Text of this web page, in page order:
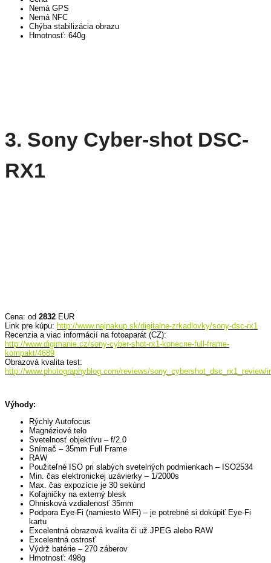
Nemá GPS
Nemá NFC
Chýba stabilizácia obrazu
Hmotnosť: 640g
3. Sony Cyber-shot DSC-
RX1
Cena: od 2832 EUR
Link pre kúpu: http://www.najnakup.sk/digitalne-zrkadlovky/sony-dsc-rx1
Recenzia a viac informácií na fotoaparát (CZ):
http://www.digimanie.cz/sony-cyber-shot-rx1-konecne-full-frame-
kompakt/4689
Obrazová kvalita test:
http://www.photographyblog.com/reviews/sony_cybershot_dsc_rx1_review/
Výhody:
Rýchly Autofocus
Magnéziové telo
Svetelnosť objektívu – f/2.0
Snímač – 35mm Full Frame
RAW
Použiteľné ISO pri slabých svetelných podmienkach – ISO2534
Min. čas elektronickej uzávierky – 1/2000s
Max. čas expozície je 30 sekúnd
Koľajničky na externý blesk
Ohnisková vzdialenosť 35mm
Podpora Eye-Fi (namiesto WiFi) – je potrebné si dokúpiť Eye-Fi
kartu
Excelentná obrazová kvalita či už JPEG alebo RAW
Excelentná ostrosť
Výdrž batérie – 270 záberov
Hmotnosť: 498g